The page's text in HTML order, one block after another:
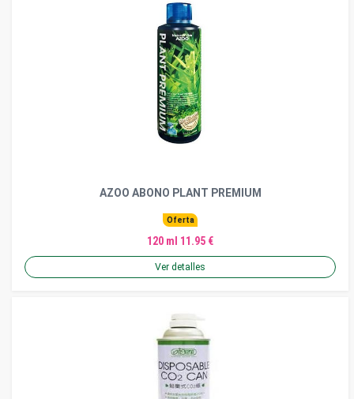
AZOO ABONO PLANT PREMIUM
Oferta
120 ml 11.95 €
Ver detalles